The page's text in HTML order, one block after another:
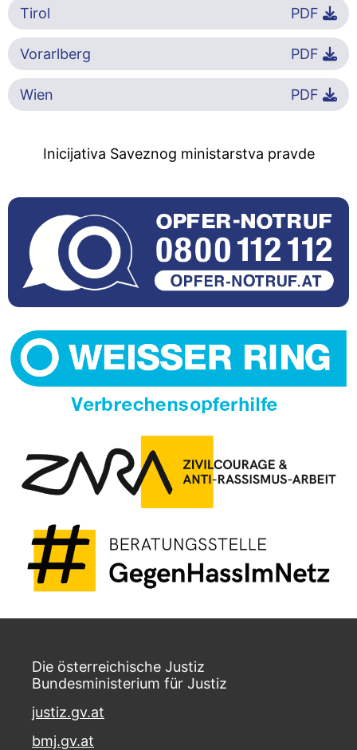
Tirol PDF
Vorarlberg PDF
Wien PDF
Inicijativa Saveznog ministarstva pravde
Die österreichische Justiz
Bundesministerium für Justiz
justiz.gv.at
bmj.gv.at